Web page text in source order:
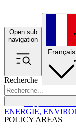
Open sub
navigation
Recherche
POLICY AREAS
Français
ENERGIE,